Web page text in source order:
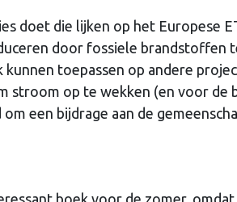
doet die lijken op het Europese
door fossiele brandstoffen
toepassen op andere
stroom op te wekken (en voor de
een bijdrage aan de
boek voor de zomer, omdat